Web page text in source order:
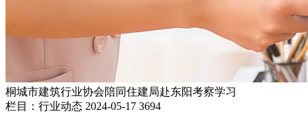
桐城市建筑行业协会陪同住建局赴东阳考察学习
栏目：行业动态 2024-05-17 3694